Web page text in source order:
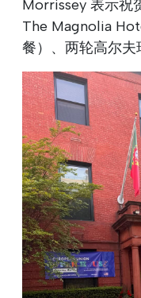
Morrissey 表示祝
The Magnolia
餐）、两轮高尔夫